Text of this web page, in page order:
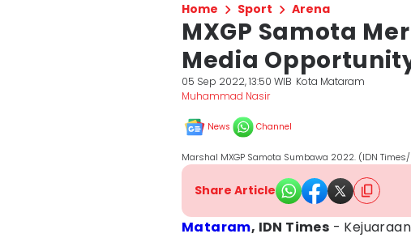
Home Sport Arena
MXGP Samota
Media
05 Sep 2022, 13:50 WIB Kota Mataram
Muhammad Nasir
News Channel
Marshal MXGP Samota Sumbawa 2022. (IDN
Share Article
Mataram, IDN Times -